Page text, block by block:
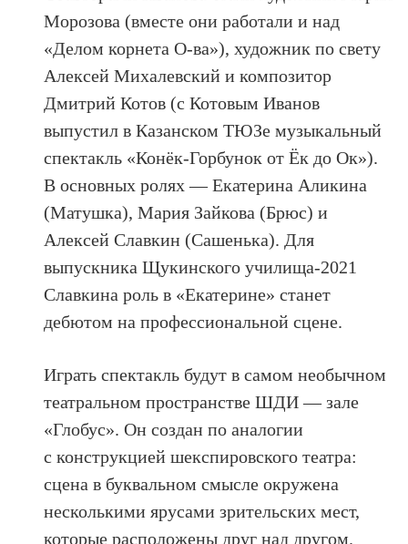
Морозова (вместе они работали и над
«Делом корнета О-ва»), художник по свету
Алексей Михалевский и композитор
Дмитрий Котов (с Котовым Иванов
выпустил в Казанском ТЮЗе музыкальный
спектакль «Конёк-Горбунок от Ёк до Ок»).
В основных ролях — Екатерина Аликина
(Матушка), Мария Зайкова (Брюс) и
Алексей Славкин (Сашенька). Для
выпускника Щукинского училища-2021
Славкина роль в «Екатерине» станет
дебютом на профессиональной сцене.
Играть спектакль будут в самом необычном
театральном пространстве ШДИ — зале
«Глобус». Он создан по аналогии
с конструкцией шекспировского театра:
сцена в буквальном смысле окружена
несколькими ярусами зрительских мест,
которые расположены друг над другом.